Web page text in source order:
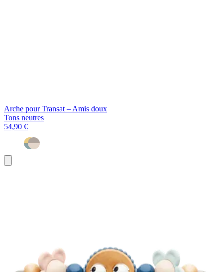
Arche pour Transat – Amis doux
Tons neutres
54,90 €
au